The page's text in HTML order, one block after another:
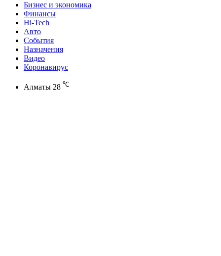
Бизнес и экономика
Финансы
Hi-Tech
Авто
События
Назначения
Видео
Коронавирус
Алматы 28 ℃